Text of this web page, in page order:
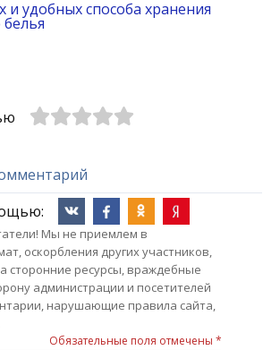
и удобных способа хранения
Мы не приемлем в
оскорбления других участников,
сторонние ресурсы, враждебные
администрации и посетителей
нарушающие правила сайта,
Обязательные поля отмечены *